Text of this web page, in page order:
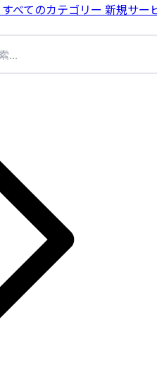
すべてのカテゴリー 新規サー